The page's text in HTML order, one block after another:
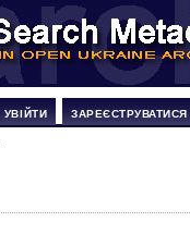
УВІЙТИ ЗАРЕЄСТРУВАТИСЯ